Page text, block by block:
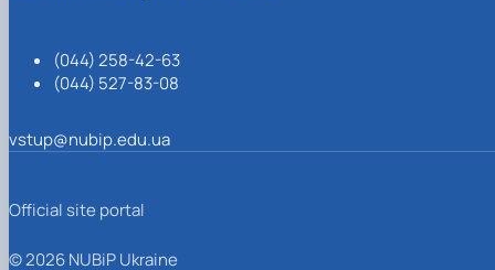
(044) 258-42-63
(044) 527-83-08
vstup@nubip.edu.ua
Official site portal
© 2026 NUBiP Ukraine